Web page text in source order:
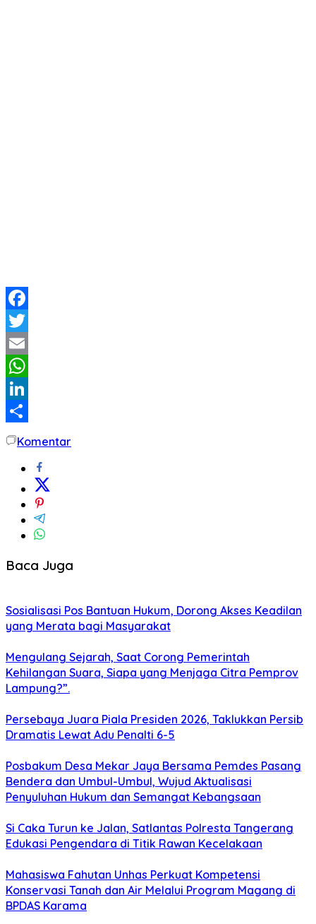
Facebook
Twitter
Email
WhatsApp
LinkedIn
ShareKomentar
Baca Juga
Sosialisasi Pos Bantuan Hukum, Dorong Akses Keadilan
yang Merata bagi Masyarakat
Mengulang Sejarah, Saat Corong Pemerintah
Kehilangan Suara, Siapa yang Menjaga Citra Pemprov
Lampung?”.
Persebaya Juara Piala Presiden 2026, Taklukkan Persib
Dramatis Lewat Adu Penalti 6-5
Posbakum Desa Mekar Jaya Bersama Pemdes Pasang
Bendera dan Umbul-Umbul, Wujud Aktualisasi
Penyuluhan Hukum dan Semangat Kebangsaan
Si Caka Turun ke Jalan, Satlantas Polresta Tangerang
Edukasi Pengendara di Titik Rawan Kecelakaan
Mahasiswa Fahutan Unhas Perkuat Kompetensi
Konservasi Tanah dan Air Melalui Program Magang di
BPDAS Karama